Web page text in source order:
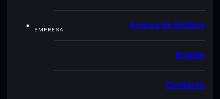
EMPRESA Acerca de Solflare
Empleo
Contacto